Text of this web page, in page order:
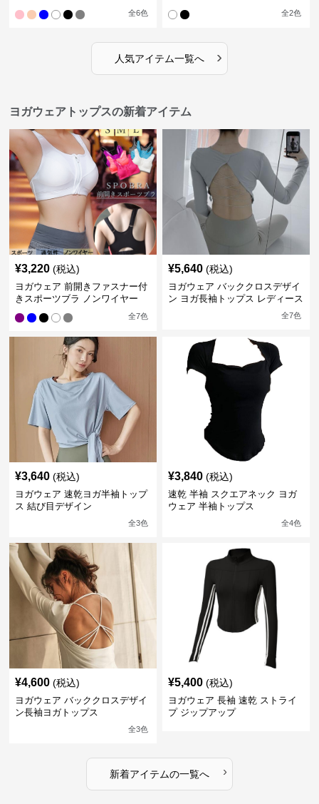
全6色 全2色
人気アイテム一覧へ ›
ヨガウェアトップスの新着アイテム
¥3,220 (税込)
ヨガウェア 前開きファスナー付
きスポーツブラ ノンワイヤー
全7色
¥5,640 (税込)
ヨガウェア バッククロスデザイ
ン ヨガ長袖トップス レディース
全7色
¥3,640 (税込)
ヨガウェア 速乾ヨガ半袖トップ
ス 結び目デザイン
全3色
¥3,840 (税込)
速乾 半袖 スクエアネック ヨガ
ウェア 半袖トップス
全4色
¥4,600 (税込)
ヨガウェア バッククロスデザイ
ン長袖ヨガトップス
全3色
¥5,400 (税込)
ヨガウェア 長袖 速乾 ストライ
プ ジップアップ
新着アイテムの一覧へ ›